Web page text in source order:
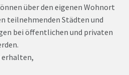
über den eigenen Wohnort
teilnehmenden Städten und
bei öffentlichen und privaten
erhalten,